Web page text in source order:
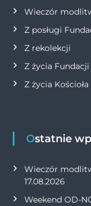
Wieczór
Z posługi
Z rekolekcji
Z życia Fundacji
Z życia Kościoła
Ostatnie
Wieczór
17.08.2026
Weekend OD-